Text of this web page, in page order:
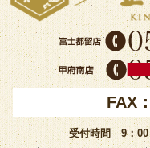
FAX
受付時間 9：